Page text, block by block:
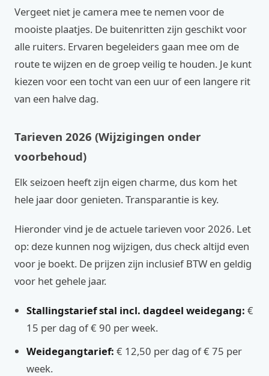
Vergeet niet je camera mee te nemen voor de
mooiste plaatjes. De buitenritten zijn geschikt voor
alle ruiters. Ervaren begeleiders gaan mee om de
route te wijzen en de groep veilig te houden. Je kunt
kiezen voor een tocht van een uur of een langere rit
van een halve dag.
Tarieven 2026 (Wijzigingen onder
voorbehoud)
Elk seizoen heeft zijn eigen charme, dus kom het
hele jaar door genieten. Transparantie is key.
Hieronder vind je de actuele tarieven voor 2026. Let
op: deze kunnen nog wijzigen, dus check altijd even
voor je boekt. De prijzen zijn inclusief BTW en geldig
voor het gehele jaar.
Stallingstarief stal incl. dagdeel weidegang: €
15 per dag of € 90 per week.
Weidegangtarief: € 12,50 per dag of € 75 per
week.